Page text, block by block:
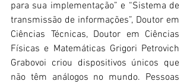
para sua implementação” e “Sistema de
transmissão de informações”, Doutor em
Ciências Técnicas, Doutor em Ciências
Físicas e Matemáticas Grigori Petrovich
Grabovoi criou dispositivos únicos que
não têm análogos no mundo. Pessoas